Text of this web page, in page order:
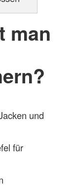
man
und
für